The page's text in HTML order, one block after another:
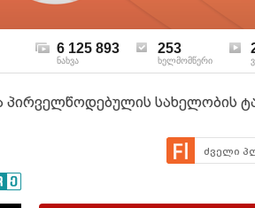
6 125 893
ნახვა
253
ხელმომწერი
პირველწოდებულის სახელობის
ძველი